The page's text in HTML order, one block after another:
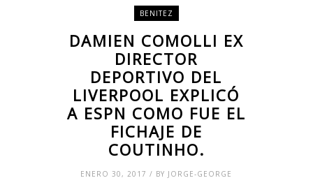
BENITEZ
DAMIEN COMOLLI EX
DIRECTOR
DEPORTIVO DEL
LIVERPOOL EXPLICÓ
A ESPN COMO FUE EL
FICHAJE DE
COUTINHO.
ENERO 30, 2017 / BY JORGE-GEORGE